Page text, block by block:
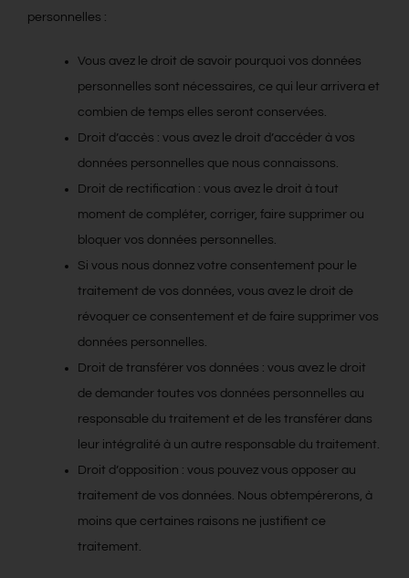
personnelles :
Vous avez le droit de savoir pourquoi vos données
personnelles sont nécessaires, ce qui leur arrivera et
combien de temps elles seront conservées.
Droit d’accès : vous avez le droit d’accéder à vos
données personnelles que nous connaissons.
Droit de rectification : vous avez le droit à tout
moment de compléter, corriger, faire supprimer ou
bloquer vos données personnelles.
Si vous nous donnez votre consentement pour le
traitement de vos données, vous avez le droit de
révoquer ce consentement et de faire supprimer vos
données personnelles.
Droit de transférer vos données : vous avez le droit
de demander toutes vos données personnelles au
responsable du traitement et de les transférer dans
leur intégralité à un autre responsable du traitement.
Droit d’opposition : vous pouvez vous opposer au
traitement de vos données. Nous obtempérerons, à
moins que certaines raisons ne justifient ce
traitement.